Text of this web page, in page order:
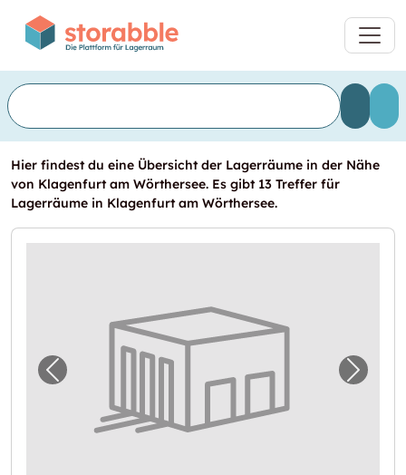
Hier findest du eine Übersicht der Lagerräume in der Nähe
von Klagenfurt am Wörthersee. Es gibt 13 Treffer für
Lagerräume in Klagenfurt am Wörthersee.
Vorheriges Bild für "Garage in Klagenfurt